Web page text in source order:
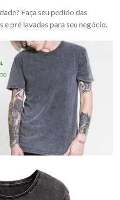
Faça seu pedido das
e pré lavadas para seu negócio.